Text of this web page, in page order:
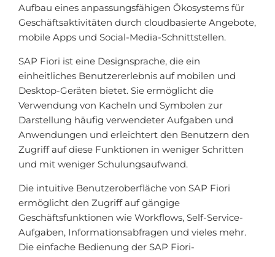
Aufbau eines anpassungsfähigen Ökosystems für
Geschäftsaktivitäten durch cloudbasierte Angebote,
mobile Apps und Social-Media-Schnittstellen.
SAP Fiori ist eine Designsprache, die ein
einheitliches Benutzererlebnis auf mobilen und
Desktop-Geräten bietet. Sie ermöglicht die
Verwendung von Kacheln und Symbolen zur
Darstellung häufig verwendeter Aufgaben und
Anwendungen und erleichtert den Benutzern den
Zugriff auf diese Funktionen in weniger Schritten
und mit weniger Schulungsaufwand.
Die intuitive Benutzeroberfläche von SAP Fiori
ermöglicht den Zugriff auf gängige
Geschäftsfunktionen wie Workflows, Self-Service-
Aufgaben, Informationsabfragen und vieles mehr.
Die einfache Bedienung der SAP Fiori-